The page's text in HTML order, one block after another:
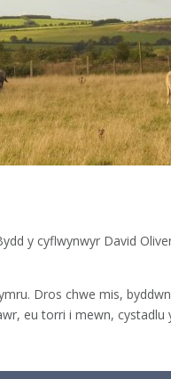
y cyflwynwyr David
Dros chwe mis,
eu torri i mewn,